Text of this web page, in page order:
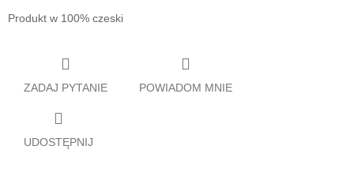
Produkt w 100% czeski
ZADAJ PYTANIE POWIADOM MNIE
UDOSTĘPNIJ